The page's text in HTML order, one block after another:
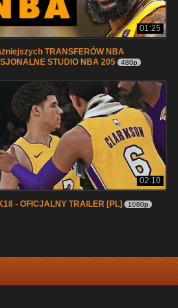
01:25
TRANSFERÓW NBA
STUDIO NBA 205
480p
02:10
- OFICJALNY TRAILER [PL] 1080p